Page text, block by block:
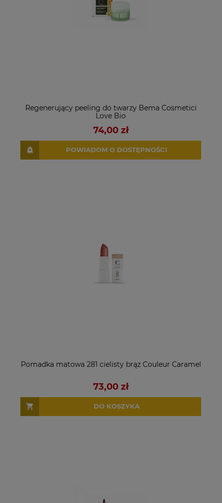
Regenerujący peeling do twarzy Bema Cosmetici
Love Bio
74,00 zł
POWIADOM O DOSTĘPNOŚCI
Pomadka matowa 281 cielisty brąz Couleur Caramel
73,00 zł
DO KOSZYKA